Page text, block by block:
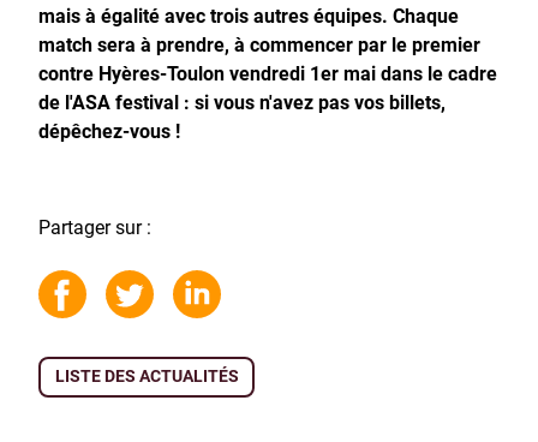
mais à égalité avec trois autres équipes. Chaque
match sera à prendre, à commencer par le premier
contre Hyères-Toulon vendredi 1er mai dans le cadre
de l'ASA festival : si vous n'avez pas vos billets,
dépêchez-vous !
Partager sur :
LISTE DES ACTUALITÉS